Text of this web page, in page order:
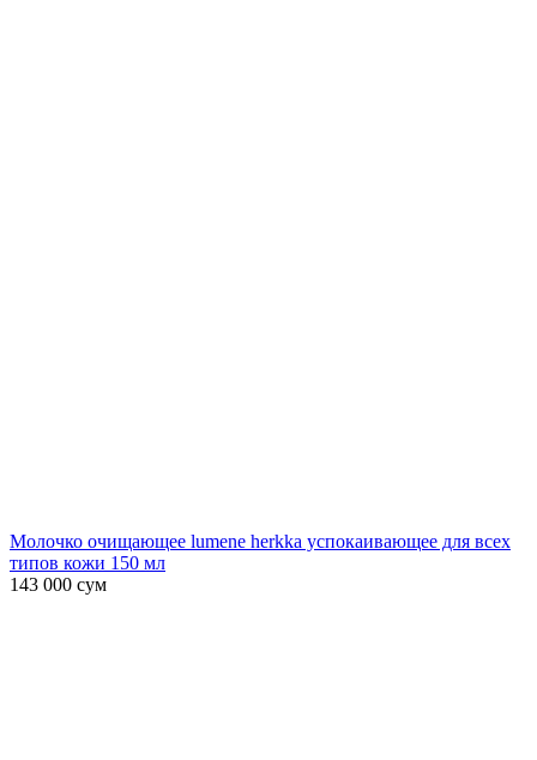
Молочко очищающее lumene herkka успокаивающее для всех
типов кожи 150 мл
143 000 сум